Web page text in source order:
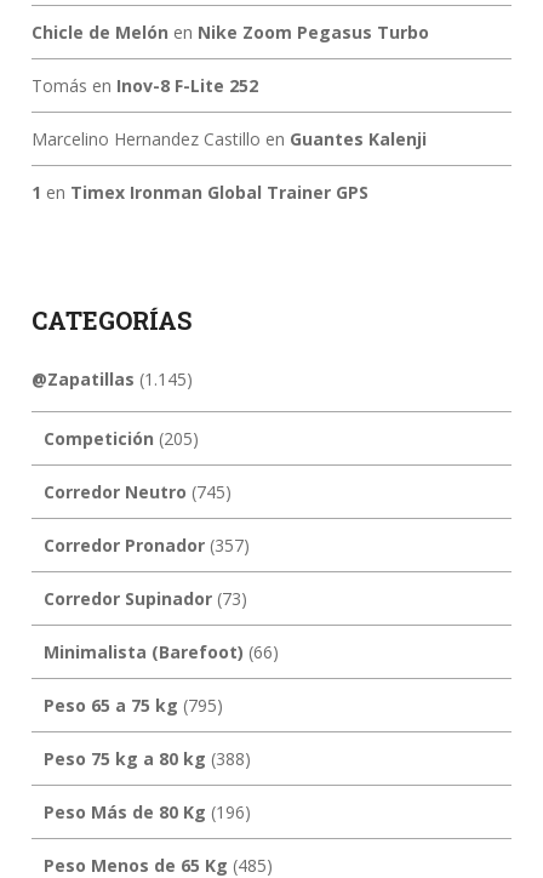
Chicle de Melón en Nike Zoom Pegasus Turbo
Tomás en Inov-8 F-Lite 252
Marcelino Hernandez Castillo en Guantes Kalenji
1 en Timex Ironman Global Trainer GPS
CATEGORÍAS
@Zapatillas (1.145)
Competición (205)
Corredor Neutro (745)
Corredor Pronador(357)
Corredor Supinador(73)
Minimalista (Barefoot) (66)
Peso 65 a 75 kg (795)
Peso 75 kg a 80 kg (388)
Peso Más de 80 Kg (196)
Peso Menos de 65 Kg (485)